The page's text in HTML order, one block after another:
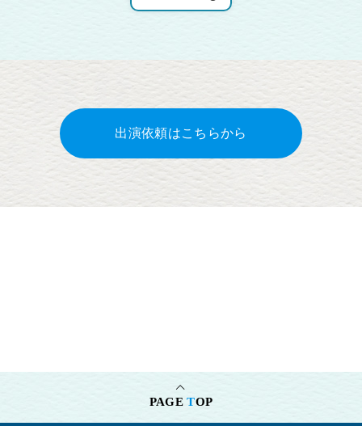
出演依頼はこちらから
PAGETOP